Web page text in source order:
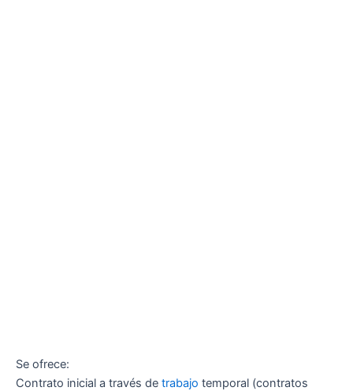
Se ofrece:
Contrato inicial a través de trabajo temporal (contratos